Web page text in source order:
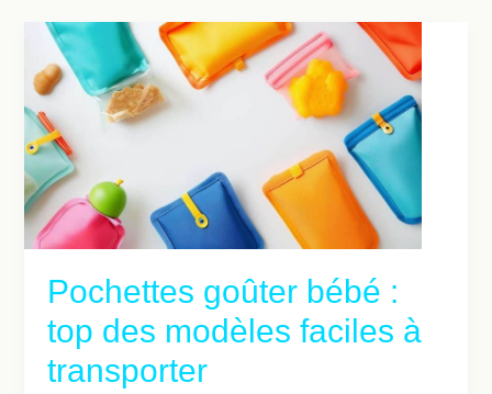
Pochettes goûter bébé :
top des modèles faciles à
transporter